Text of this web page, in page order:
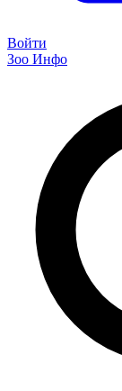
Войти
Зоо Инфо